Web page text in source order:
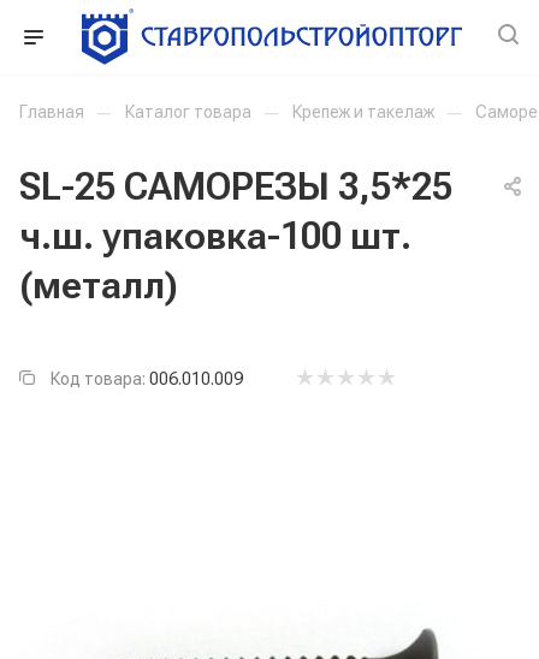
Главная — Каталог товара — Крепеж и такелаж —
SL-25 САМОРЕЗЫ 3,5*25
ч.ш. упаковка-100 шт.
(металл)
Код товара: 006.010.009